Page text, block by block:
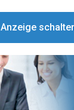
Anzeige